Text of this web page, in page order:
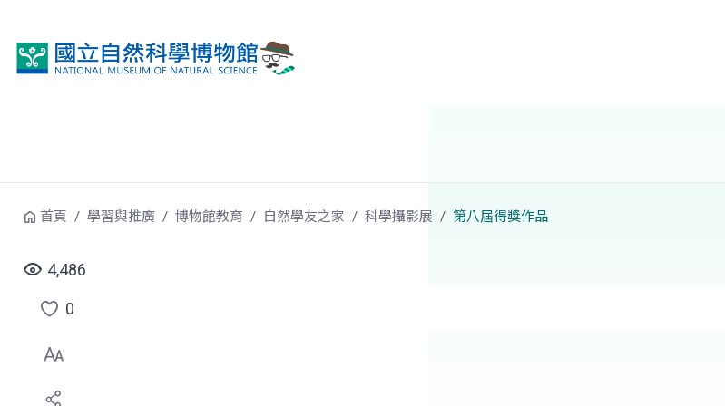
首頁 學習與推廣 博物館教育 自然學友之家 科學攝影展 第八屆得獎作品
4,486
點
選
喜
0